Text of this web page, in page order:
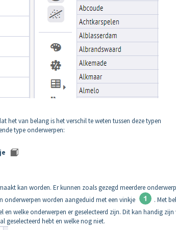
van belang is het verschil te weten tussen deze typen
type onderwerpen:
kan worden. Er kunnen zoals gezegd meerdere
onderwerpen worden aangeduid met een vinkje
. Met
en welke onderwerpen er geselecteerd zijn. Dit kan handig
geselecteerd hebt en welke nog niet.